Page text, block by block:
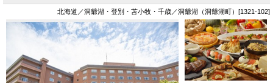
北海道／洞爺湖・登別・苫小牧・千歳／洞爺湖（洞爺湖町）[1321-102]